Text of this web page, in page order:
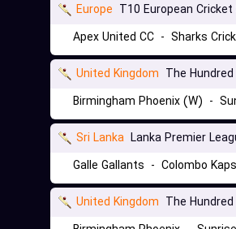
Europe T10 European
Apex United CC - Sharks
United Kingdom The
Birmingham Phoenix (W) -
Sri Lanka Lanka Premier
Galle Gallants - Colombo Kaps
United Kingdom The Hundred